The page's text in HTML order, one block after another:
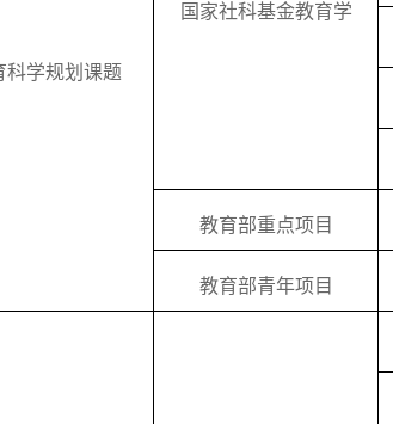
科学规划课题
国家社科基金教育学
教育部重点项目
教育部青年项目